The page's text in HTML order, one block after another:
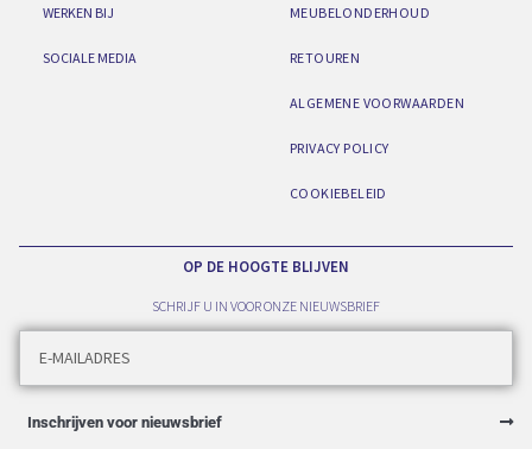
WERKEN BIJ
SOCIALE MEDIA
MEUBELONDERHOUD
RETOUREN
ALGEMENE VOORWAARDEN
PRIVACY POLICY
COOKIEBELEID
OP DE HOOGTE BLIJVEN
SCHRIJF U IN VOOR ONZE NIEUWSBRIEF
Inschrijven voor nieuwsbrief